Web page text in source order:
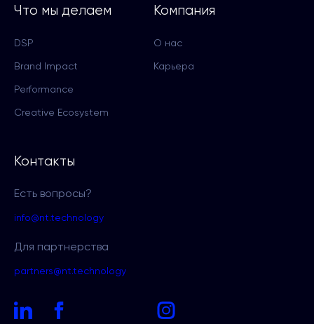
Компания
О нас
Карьера
Что мы делаем
DSP
Brand Impact
Performance
Creative Ecosystem
Контакты
Есть вопросы?
info@nt.technology
Для партнерства
partners@nt.technology